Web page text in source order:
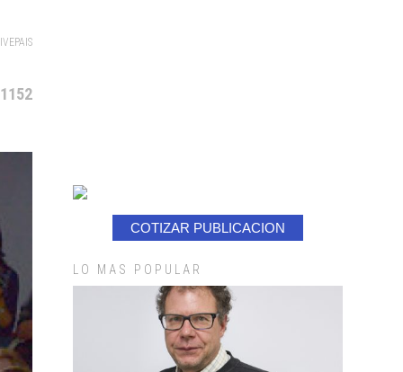
COTIZAR PUBLICACION
LO MAS POPULAR